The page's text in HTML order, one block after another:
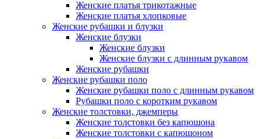
Женские платья трикотажные
Женские платья хлопковые
Женские рубашки и блузки
Женские блузки
Женские блузки
Женские блузки с длинным рукавом
Женские рубашки
Женские рубашки поло
Женские рубашки поло с длинным рукавом
Рубашки поло с коротким рукавом
Женские толстовки, джемперы
Женские толстовки без капюшона
Женские толстовки с капюшоном